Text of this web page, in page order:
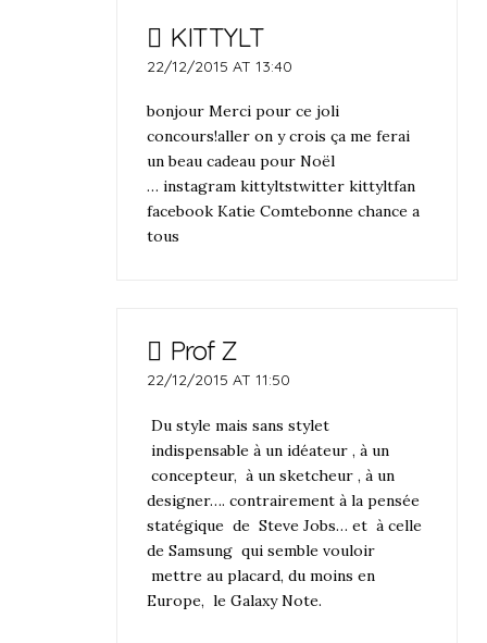
KITTYLT
22/12/2015 AT 13:40
bonjour Merci pour ce joli
concours!aller on y crois ça me ferai
un beau cadeau pour Noël
… instagram kittyltstwitter kittyltfan
facebook Katie Comtebonne chance a
tous
Prof Z
22/12/2015 AT 11:50
Du style mais sans stylet
indispensable à un idéateur , à un
concepteur, à un sketcheur , à un
designer…. contrairement à la pensée
statégique de Steve Jobs… et à celle
de Samsung qui semble vouloir
mettre au placard, du moins en
Europe, le Galaxy Note.